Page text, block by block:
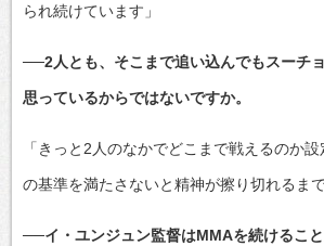
られ続けています」
──2人とも、そこまで追い込んでもスーチ
思っているからではないですか。
「きっと2人のなかでどこまで戦えるのか
の基準を満たさないと精神が擦り切れるま
──イ・ユンジュン監督はMMAを続けるこ